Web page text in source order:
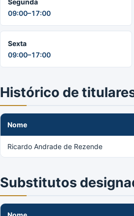
09:00–17:00
Sexta
09:00–17:00
Histórico de
Nome
Ricardo Andrade de Rezende
Substitutos